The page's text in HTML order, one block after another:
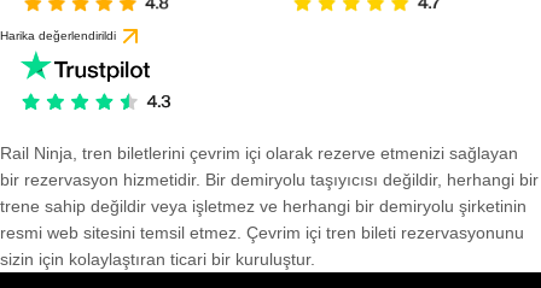
Harika değerlendirildi
Rail Ninja, tren biletlerini çevrim içi olarak rezerve etmenizi sağlayan
bir rezervasyon hizmetidir. Bir demiryolu taşıyıcısı değildir, herhangi bir
trene sahip değildir veya işletmez ve herhangi bir demiryolu şirketinin
resmi web sitesini temsil etmez. Çevrim içi tren bileti rezervasyonunu
sizin için kolaylaştıran ticari bir kuruluştur.